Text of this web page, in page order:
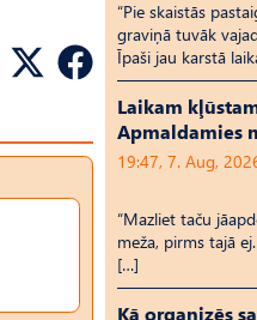
“Pie skaistās
graviņā tuvāk
Īpaši jau karstā
Laikam
Apmaldamies
19:47, 7. Aug,
“Mazliet taču
meža, pirms tajā
[…]
Kā organizēs